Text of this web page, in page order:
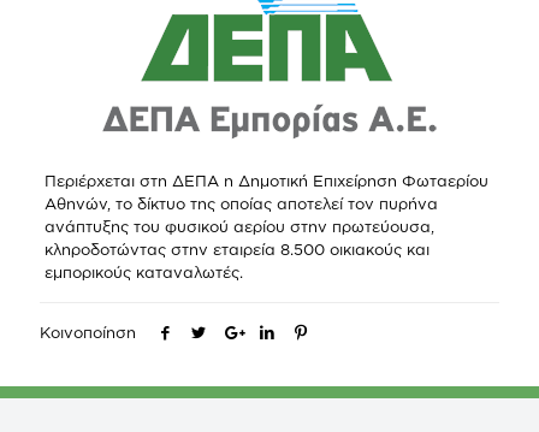
Περιέρχεται στη ΔΕΠΑ η Δημοτική Επιχείρηση Φωταερίου
Αθηνών, το δίκτυο της οποίας αποτελεί τον πυρήνα
ανάπτυξης του φυσικού αερίου στην πρωτεύουσα,
κληροδοτώντας στην εταιρεία 8.500 οικιακούς και
εμπορικούς καταναλωτές.
Κοινοποίηση